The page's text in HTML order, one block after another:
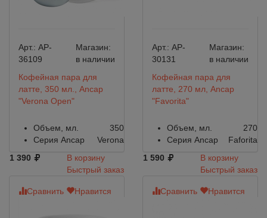
Арт.: AP-
36109
Магазин:
в наличии
Кофейная пара для
латте, 350 мл., Ancap
"Verona Open"
Объем, мл.
350
Серия Ancap
Verona
1 390
В корзину
Быстрый заказ
Арт.: AP-
30131
Магазин:
в наличии
Кофейная пара для
латте, 270 мл, Ancap
"Favorita"
Объем, мл.
270
Серия Ancap
Faforita
1 590
В корзину
Быстрый заказ
Сравнить Нравится Сравнить Нравится